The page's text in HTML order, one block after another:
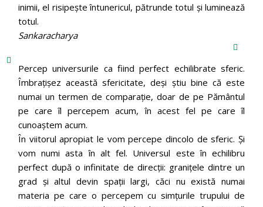
inimii, el risipeşte întunericul, pătrunde totul şi luminează
totul.
Sankaracharya
Percep universurile ca fiind perfect echilibrate sferic.
Îmbrațișez această sfericitate, deși știu bine că este
numai un termen de comparație, doar de pe Pământul
pe care îl percepem acum, în acest fel pe care îl
cunoaștem acum.
În viitorul apropiat le vom percepe dincolo de sferic. Și
vom numi asta în alt fel. Universul este în echilibru
perfect după o infinitate de direcții: granițele dintre un
grad și altul devin spații largi, căci nu există numai
materia pe care o percepem cu simțurile trupului de